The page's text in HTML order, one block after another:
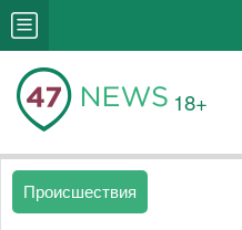
18+
Происшествия